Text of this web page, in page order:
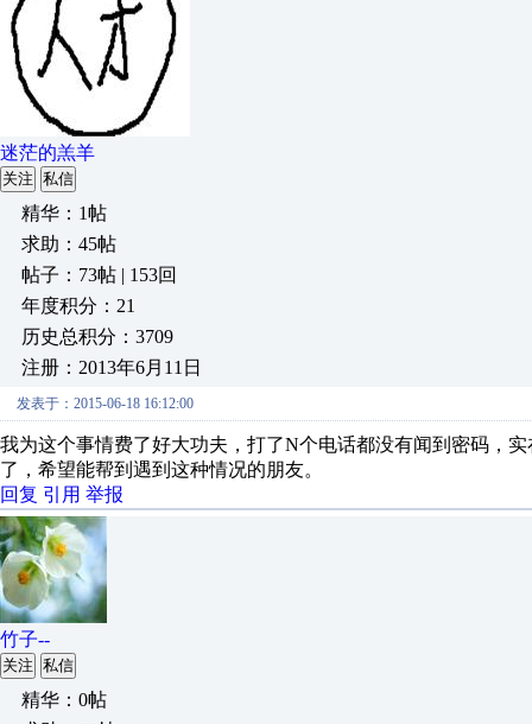
迷茫的羔羊
关注 私信
精华：1帖
求助：45帖
帖子：73帖 | 153回
年度积分：21
历史总积分：3709
注册：2013年6月11日
发表于：2015-06-18 16:12:00
我为这个事情费了好大功夫，打了N个电话都没有闻到密码，
了，希望能帮到遇到这种情况的朋友。
回复 引用 举报
竹子--
关注 私信
精华：0帖